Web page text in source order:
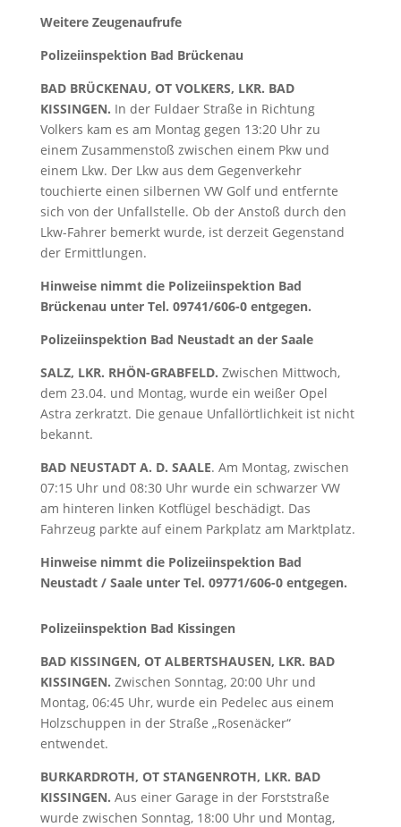
Weitere Zeugenaufrufe
Polizeiinspektion Bad Brückenau
BAD BRÜCKENAU, OT VOLKERS, LKR. BAD
KISSINGEN. In der Fuldaer Straße in Richtung
Volkers kam es am Montag gegen 13:20 Uhr zu
einem Zusammenstoß zwischen einem Pkw und
einem Lkw. Der Lkw aus dem Gegenverkehr
touchierte einen silbernen VW Golf und entfernte
sich von der Unfallstelle. Ob der Anstoß durch den
Lkw-Fahrer bemerkt wurde, ist derzeit Gegenstand
der Ermittlungen.
Hinweise nimmt die Polizeiinspektion Bad
Brückenau unter Tel. 09741/606-0 entgegen.
Polizeiinspektion Bad Neustadt an der Saale
SALZ, LKR. RHÖN-GRABFELD. Zwischen Mittwoch,
dem 23.04. und Montag, wurde ein weißer Opel
Astra zerkratzt. Die genaue Unfallörtlichkeit ist nicht
bekannt.
BAD NEUSTADT A. D. SAALE. Am Montag, zwischen
07:15 Uhr und 08:30 Uhr wurde ein schwarzer VW
am hinteren linken Kotflügel beschädigt. Das
Fahrzeug parkte auf einem Parkplatz am Marktplatz.
Hinweise nimmt die Polizeiinspektion Bad
Neustadt / Saale unter Tel. 09771/606-0 entgegen.
Polizeiinspektion Bad Kissingen
BAD KISSINGEN, OT ALBERTSHAUSEN, LKR. BAD
KISSINGEN. Zwischen Sonntag, 20:00 Uhr und
Montag, 06:45 Uhr, wurde ein Pedelec aus einem
Holzschuppen in der Straße „Rosenäcker“
entwendet.
BURKARDROTH, OT STANGENROTH, LKR. BAD
KISSINGEN. Aus einer Garage in der Forststraße
wurde zwischen Sonntag, 18:00 Uhr und Montag,